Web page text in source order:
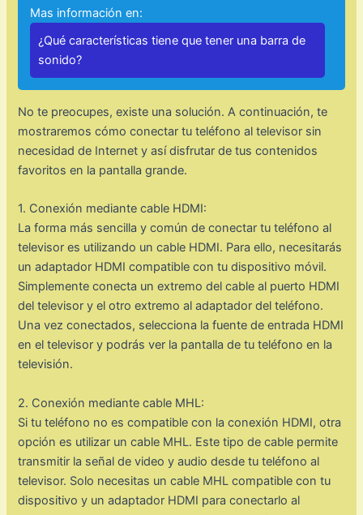
Mas información en:
¿Qué características tiene que tener una barra de
sonido?
No te preocupes, existe una solución. A continuación, te
mostraremos cómo conectar tu teléfono al televisor sin
necesidad de Internet y así disfrutar de tus contenidos
favoritos en la pantalla grande.
1. Conexión mediante cable HDMI:
La forma más sencilla y común de conectar tu teléfono al
televisor es utilizando un cable HDMI. Para ello, necesitarás
un adaptador HDMI compatible con tu dispositivo móvil.
Simplemente conecta un extremo del cable al puerto HDMI
del televisor y el otro extremo al adaptador del teléfono.
Una vez conectados, selecciona la fuente de entrada HDMI
en el televisor y podrás ver la pantalla de tu teléfono en la
televisión.
2. Conexión mediante cable MHL:
Si tu teléfono no es compatible con la conexión HDMI, otra
opción es utilizar un cable MHL. Este tipo de cable permite
transmitir la señal de video y audio desde tu teléfono al
televisor. Solo necesitas un cable MHL compatible con tu
dispositivo y un adaptador HDMI para conectarlo al